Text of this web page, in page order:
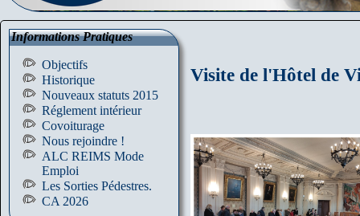
Informations Pratiques
Objectifs
Historique
Nouveaux statuts 2015
Réglement intérieur
Covoiturage
Nous rejoindre !
ALC REIMS Mode
Emploi
Les Sorties Pédestres.
CA 2026
Visite de l'Hôtel de